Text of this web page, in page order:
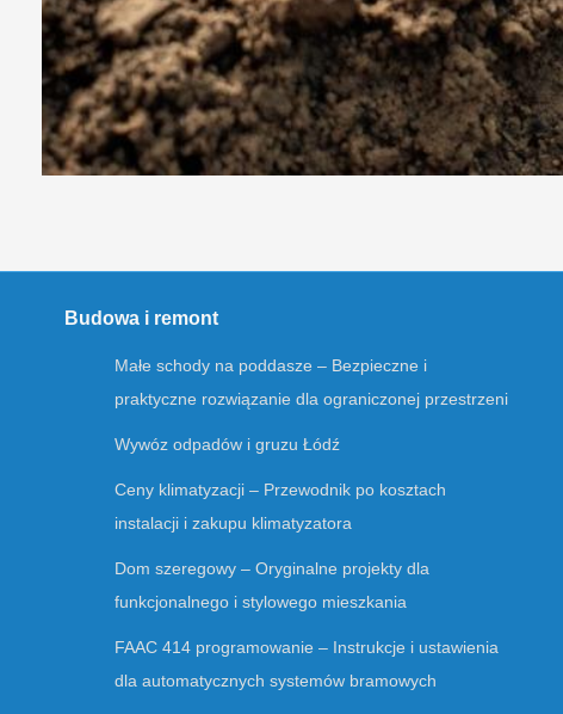
Budowa i remont
Małe schody na poddasze – Bezpieczne i
praktyczne rozwiązanie dla ograniczonej przestrzeni
Wywóz odpadów i gruzu Łódź
Ceny klimatyzacji – Przewodnik po kosztach
instalacji i zakupu klimatyzatora
Dom szeregowy – Oryginalne projekty dla
funkcjonalnego i stylowego mieszkania
FAAC 414 programowanie – Instrukcje i ustawienia
dla automatycznych systemów bramowych